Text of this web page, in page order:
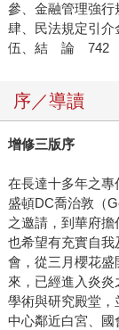
參、金融管理強
肆、民法規定引
伍、結 論 742
序／導讀
增修三版序
在長達十多年之
盛頓DC喬治敦（
之邀請，到華府擔
也希望有充實自
會，從三月櫻花盛
來，已經進入炎
學術與研究殿堂
中心鄰近白宮、